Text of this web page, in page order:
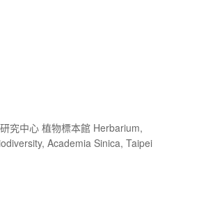
究中心 植物標本館 Herbarium,
Academia Sinica, Taipei